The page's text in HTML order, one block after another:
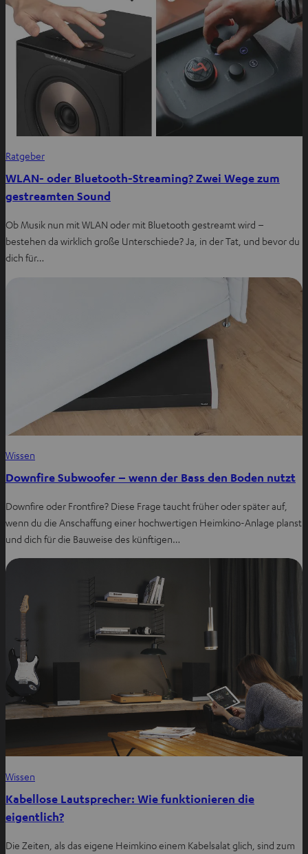
Ratgeber
WLAN- oder Bluetooth-Streaming? Zwei Wege zum
gestreamten Sound
Ob Musik nun mit WLAN oder mit Bluetooth gestreamt wird –
bestehen da wirklich große Unterschiede? Ja, in der Tat, und bevor du
dich für…
Wissen
Downfire Subwoofer – wenn der Bass den Boden nutzt
Downfire oder Frontfire? Diese Frage taucht früher oder später auf,
wenn du die Anschaffung einer hochwertigen Heimkino-Anlage planst
und dich für die Bauweise des künftigen…
Wissen
Kabellose Lautsprecher: Wie funktionieren die
eigentlich?
Die Zeiten, als das eigene Heimkino einem Kabelsalat glich, sind zum